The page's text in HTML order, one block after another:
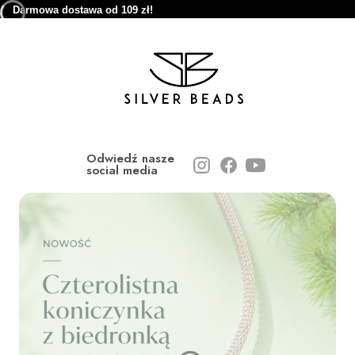
Darmowa dostawa od 109 zł!
Odwiedź nasze
social media